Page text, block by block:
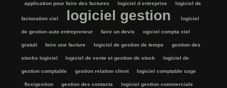
application pour faire des factures logiciel d entreprise logiciel de
facturation ciel logiciel gestion logiciel
de gestion auto entrepreneur faire un devis ogiciel compta ciel
gratuit faire une facture logiciel de gestion de temps gestion des
stocks logiciel logiciel de vente et gestion de stock logiciel de
gestion comptable gestion relation client logiciel comptable sage
flexigestion gestion des contacts logiciel gestion commerciale